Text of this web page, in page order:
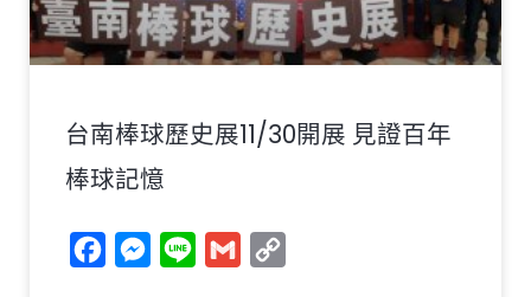
台南棒球歷史展11/30開展 見證百年
棒球記憶
FacebookMessenger
Line Gmail